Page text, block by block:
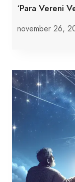
‘Para Vereni
november 26,